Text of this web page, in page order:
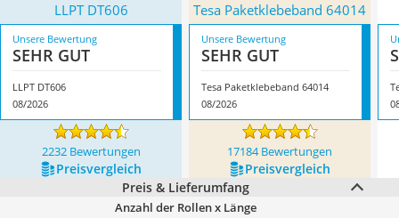
LLPT DT606 Tesa Paketklebeband 64014
Unsere Bewertung
SEHR GUT
LLPT DT606
08/2026
Unsere Bewertung
SEHR GUT
Tesa Paketklebeband 64014
08/2026
2232 Bewertungen 17184 Bewertungen
Preis­vergleich
Preis­vergleich
Preis & Lieferumfang
Anzahl der Rollen x Länge